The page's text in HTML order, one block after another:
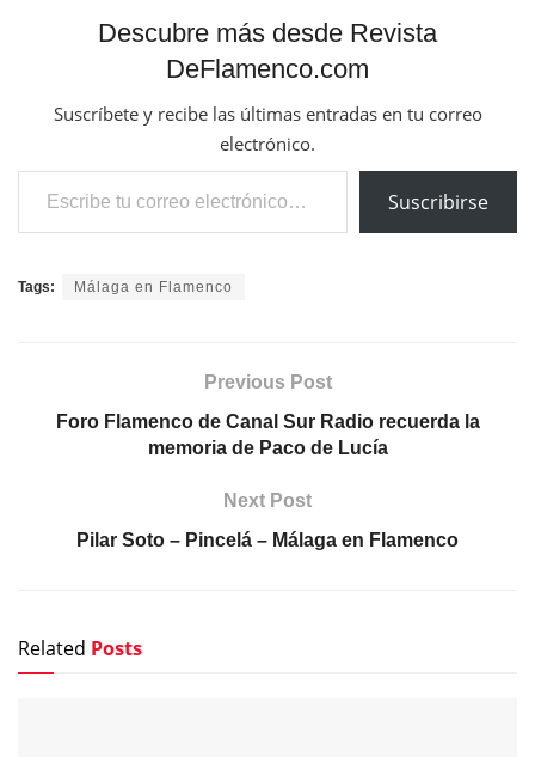
Descubre más desde Revista
DeFlamenco.com
Suscríbete y recibe las últimas entradas en tu correo
electrónico.
Escribe tu correo electrónico…
Suscribirse
Tags: Málaga en Flamenco
Previous Post
Foro Flamenco de Canal Sur Radio recuerda la
memoria de Paco de Lucía
Next Post
Pilar Soto – Pincelá – Málaga en Flamenco
Related Posts